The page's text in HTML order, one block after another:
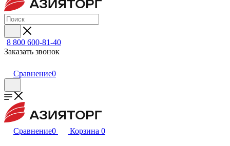
8 800 600-81-40
Заказать звонок
Сравнение0
Сравнение0 Корзина 0